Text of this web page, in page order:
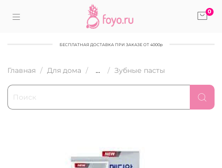
0
БЕСПЛАТНАЯ ДОСТАВКА ПРИ ЗАКАЗЕ ОТ 4000р
Главная Для дома ... Зубные пасты